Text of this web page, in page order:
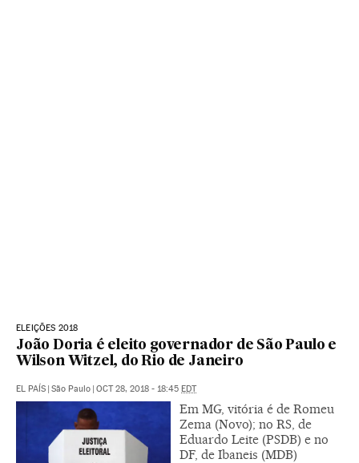
ELEIÇÕES 2018
João Doria é eleito governador de São Paulo e
Wilson Witzel, do Rio de Janeiro
EL PAÍS | São Paulo | OCT 28, 2018 - 18:45 EDT
Em MG, vitória é de Romeu
Zema (Novo); no RS, de
Eduardo Leite (PSDB) e no
DF, de Ibaneis (MDB)